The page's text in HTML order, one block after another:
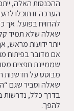
ההכנסות האלה,
הערכה זו תוכלו
להרוויח בפועל.
שאלה שלא תמיד קל
יותר ידועות מראש,
אם מדובר בפיתוח
שממיינת חפצים
מבוסס על חדשנות
שאלה וסביר שגם
בדרך כלל, נדרשות
להפך.